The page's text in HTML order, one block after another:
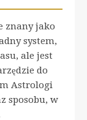
znany jako
system,
ale jest
do
Astrologi
sposobu, w